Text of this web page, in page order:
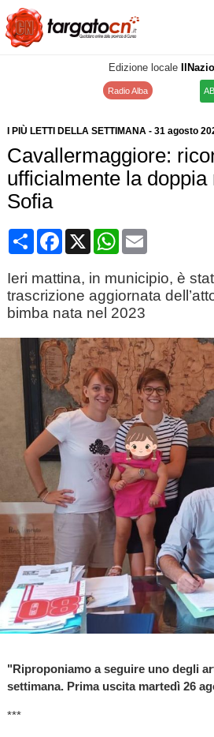
Edizione locale
Radio Alba
I PIÙ LETTI DELLA SETTIMANA- 31 agosto
Cavallermaggiore:
ufficialmente la doppia
Sofia
CondividiFacebook
X WhatsApp
Email
Ieri mattina, in municipio, è
trascrizione aggiornata
bimba nata nel 2023
"Riproponiamo a seguire uno degli
settimana. Prima uscita martedì 26
***